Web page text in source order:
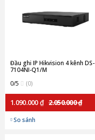
Đầu ghi IP Hikvision 4 kênh DS-
7104NI-Q1/M
0/5
(0)
1.090.000 ₫ 2.050.000 ₫
So sánh